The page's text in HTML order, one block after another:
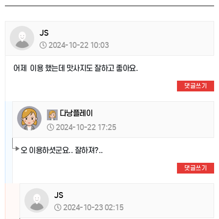
JS
2024-10-22 10:03
어제 이용 했는데 맛사지도 잘하고 좋아요.
댓글쓰기
다낭플레이
2024-10-22 17:25
오 이용하셧군요.. 잘하져?..
댓글쓰기
JS
2024-10-23 02:15